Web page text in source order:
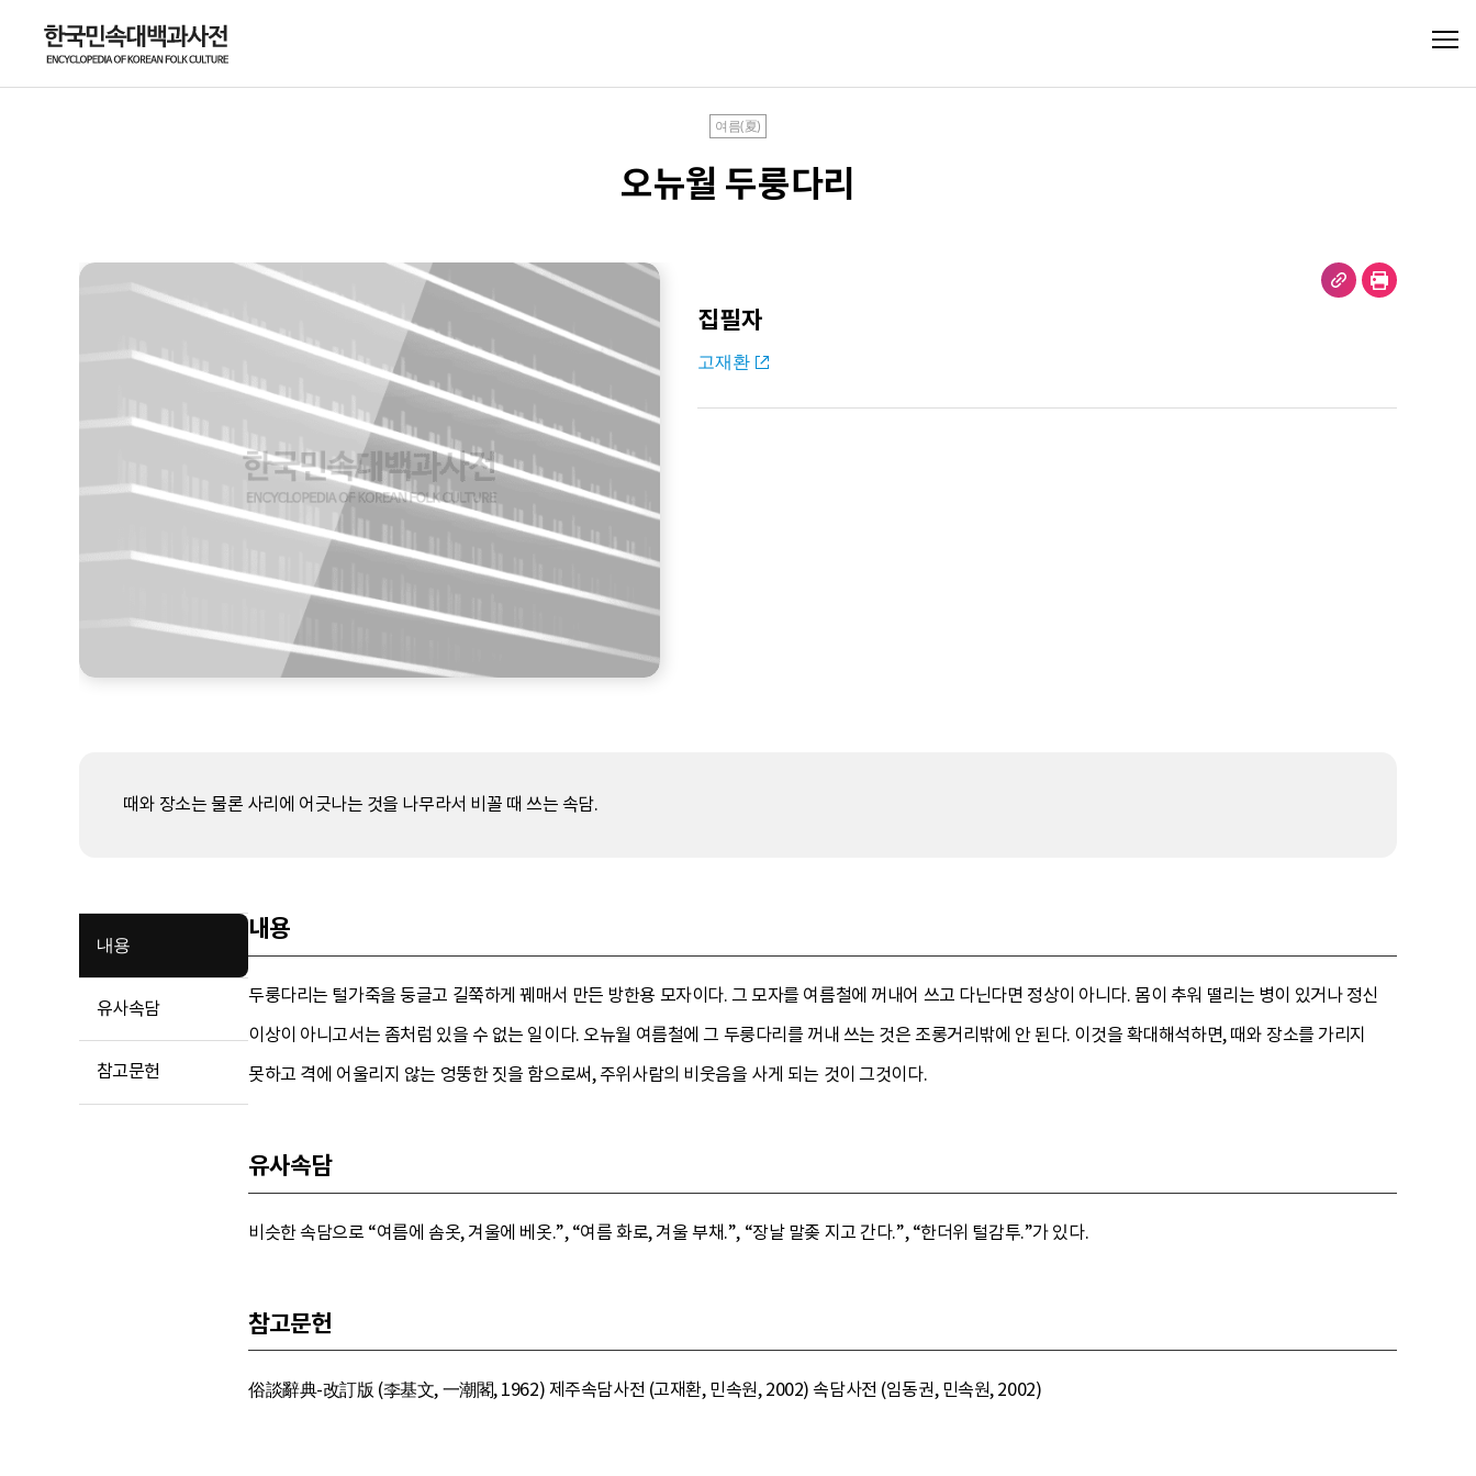
여름(夏)
오뉴월 두룽다리
집필자
고재환
때와 장소는 물론 사리에 어긋나는 것을 나무라서 비꼴 때 쓰는 속담.
내용
유사속담
참고문헌
내용
두룽다리는 털가죽을 둥글고 길쭉하게 꿰매서 만든 방한용 모자이다. 그 모자를 여름철에 꺼내어 쓰고 다닌다면 정상이 아니다. 몸이 추워 떨리는 병이 있거나 정신
이상이 아니고서는 좀처럼 있을 수 없는 일이다. 오뉴월 여름철에 그 두룽다리를 꺼내 쓰는 것은 조롱거리밖에 안 된다. 이것을 확대해석하면, 때와 장소를 가리지
못하고 격에 어울리지 않는 엉뚱한 짓을 함으로써, 주위사람의 비웃음을 사게 되는 것이 그것이다.
유사속담
비슷한 속담으로 “여름에 솜옷, 겨울에 베옷.”, “여름 화로, 겨울 부채.”, “장날 말좆 지고 간다.”, “한더위 털감투.”가 있다.
참고문헌
俗談辭典-改訂版 (李基文, 一潮閣, 1962) 제주속담사전 (고재환, 민속원, 2002) 속담사전 (임동권, 민속원, 2002)